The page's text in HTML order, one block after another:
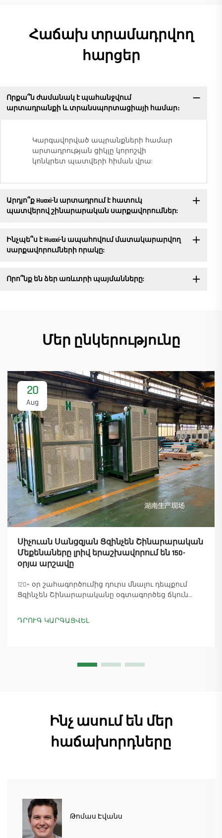
Հաճախ տրամադրվող
հարցեր
Որքա՞ն ժամանակ է պահանջվում
արտադրանքի և տրանսպորտացիայի համար։
Կարգավորված ապրանքների համար
արտադրության ցիկլը կորոշվի
կոնկրետ պատվերի հիման վրա:
Արդյո՞ք Huaxi-ն արտադրում է հատուկ
պատվերով շինարարական սարքավորումներ:
Ինչպե՞ս է Huaxi-ն ապահովում մատակարարվող
սարքավորումների որակը:
Որո՞նք են ձեր առևտրի պայմանները:
Մեր ընկերությունը
20
Aug
Սիչուան Սանցզյան Ցզինչեն Շինարարական
Մեքենաները լրիվ երաշխավորում են 150-
օրյա արշավը
120+ օր շահագործումից դուրս մնալու դեպքում
Ցզինչեն Շինարարականը օգտագործեց ճկուն
ապահովելով 18 աշտարակային ճանկային
տնտեսուղղիչների մատուցումը և ապահովելով
ԴՐՈՒԳ ԿԱՐԳԱՑՎԵԼ
Ինչ ասում են մեր
հաճախորդները
Թոմաս Էվանս